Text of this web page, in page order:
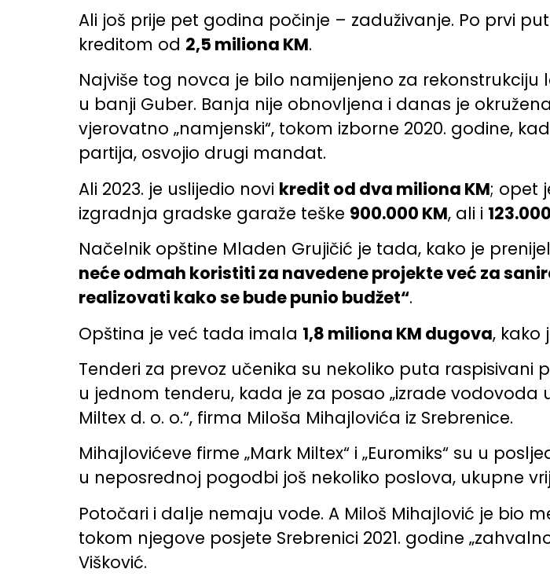
Ali još prije pet godina počinje – zaduživanje. Po prvi
kreditom od 2,5 miliona KM.
Najviše tog novca je bilo namijenjeno za
u banji Guber. Banja nije obnovljena i danas je
vjerovatno „namjenski“, tokom izborne 2020. godine,
partija, osvojio drugi mandat.
Ali 2023. je uslijedio novi kredit od dva miliona KM; opet
izgradnja gradske garaže teške 900.000 KM, ali i
Načelnik opštine Mladen Grujičić je tada, kako je
neće odmah koristiti za navedene projekte već za
realizovati kako se bude punio budžet“.
Opština je već tada imala 1,8 miliona KM dugova, kako
Tenderi za prevoz učenika su nekoliko puta
u jednom tenderu, kada je za posao „izrade vodovoda
Miltex d. o. o.“, firma Miloša Mihajlovića iz Srebrenice.
Mihajlovićeve firme „Mark Miltex“ i „Euromiks“ su u
u neposrednoj pogodbi još nekoliko poslova, ukupne
Potočari i dalje nemaju vode. A Miloš Mihajlović je bio
tokom njegove posjete Srebrenici 2021. godine
Višković.